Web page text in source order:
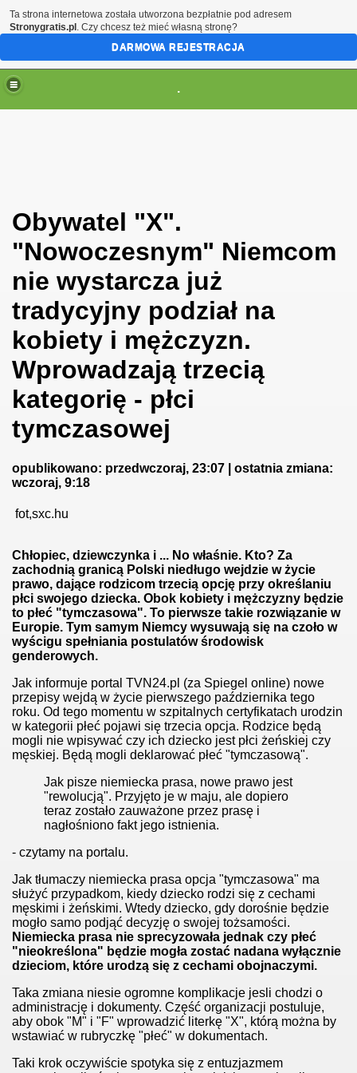
.
Obywatel "X".
"Nowoczesnym" Niemcom
nie wystarcza już
tradycyjny podział na
kobiety i mężczyzn.
Wprowadzają trzecią
kategorię - płci
tymczasowej
opublikowano: przedwczoraj, 23:07 | ostatnia zmiana:
wczoraj, 9:18
fot,sxc.hu
Chłopiec, dziewczynka i ... No właśnie. Kto? Za
zachodnią granicą Polski niedługo wejdzie w życie
prawo, dające rodzicom trzecią opcję przy określaniu
płci swojego dziecka. Obok kobiety i mężczyzny będzie
to płeć "tymczasowa". To pierwsze takie rozwiązanie w
Europie. Tym samym Niemcy wysuwają się na czoło w
wyścigu spełniania postulatów środowisk
genderowych.
Jak informuje portal TVN24.pl (za Spiegel online) nowe
przepisy wejdą w życie pierwszego października tego
roku. Od tego momentu w szpitalnych certyfikatach urodzin
w kategorii płeć pojawi się trzecia opcja. Rodzice będą
mogli nie wpisywać czy ich dziecko jest płci żeńskiej czy
męskiej. Będą mogli deklarować płeć "tymczasową".
Jak pisze niemiecka prasa, nowe prawo jest
"rewolucją". Przyjęto je w maju, ale dopiero
teraz zostało zauważone przez prasę i
nagłośniono fakt jego istnienia.
- czytamy na portalu.
Jak tłumaczy niemiecka prasa opcja "tymczasowa" ma
służyć przypadkom, kiedy dziecko rodzi się z cechami
męskimi i żeńskimi. Wtedy dziecko, gdy dorośnie będzie
mogło samo podjąć decyzję o swojej tożsamości.
Niemiecka prasa nie sprecyzowała jednak czy płeć
"nieokreślona" będzie mogła zostać nadana wyłącznie
dzieciom, które urodzą się z cechami obojnaczymi.
Taka zmiana niesie ogromne komplikacje jesli chodzi o
administrację i dokumenty. Część organizacji postuluje,
aby obok "M" i "F" wprowadzić literkę "X", którą można by
wstawiać w rubryczkę "płeć" w dokumentach.
Taki krok oczywiście spotyka się z entuzjazmem
ministry
Ta strona internetowa została utworzona bezpłatnie pod adresem
Stronygratis.pl . Czy chcesz też mieć własną stronę?
DARMOWA REJESTRACJA